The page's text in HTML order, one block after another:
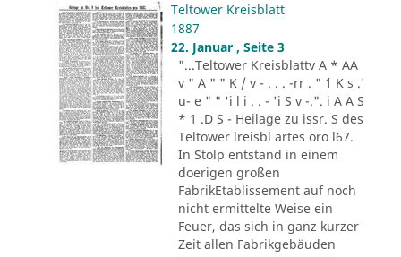
Teltower Kreisblatt
1887
22. Januar , Seite 3
"...Teltower Kreisblattv A * AA
v " A " " K / v - . . . -rr . " ´1 K s .'
u- e " " 'i l i . . - 'i S v -.". i A A S
* 1 .D S - Heilage zu issr. S des
Teltower lreisbl artes oro l67.
In Stolp entstand in einem
doerigen großen
FabrikEtablissement auf noch
nicht ermittelte Weise ein
Feuer, das sich in ganz kurzer
Zeit allen Fabrikgebäuden